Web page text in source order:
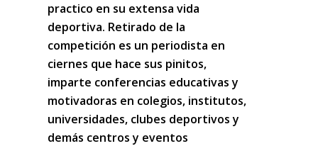
practico en su extensa vida
deportiva. Retirado de la
competición es un periodista en
ciernes que hace sus pinitos,
imparte conferencias educativas y
motivadoras en colegios, institutos,
universidades, clubes deportivos y
demás centros y eventos